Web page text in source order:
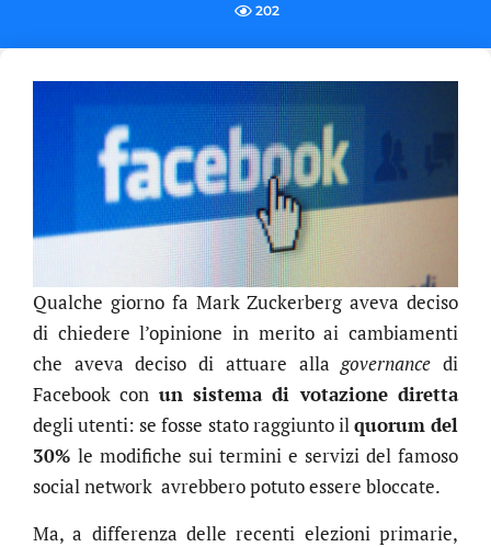
202
Qualche giorno fa Mark Zuckerberg aveva deciso
di chiedere l’opinione in merito ai cambiamenti
che aveva deciso di attuare allagovernance di
Facebook con un sistema di votazione diretta
degli utenti: se fosse stato raggiunto ilquorum del
30% le modifiche sui termini e servizi del famoso
social network avrebbero potuto essere bloccate.
Ma, a differenza delle recenti elezioni primarie,